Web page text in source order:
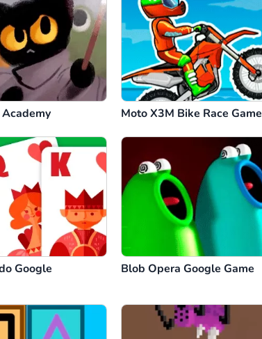
Moto X3M Bike Race Game
Google Blob Opera Google Game